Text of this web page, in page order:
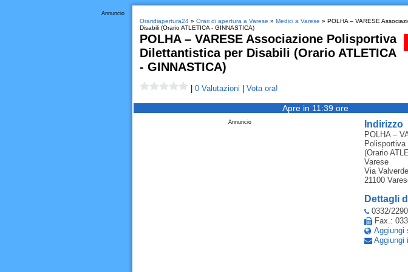
Annuncio
Oraridiapertura24» Orari di apertura a Varese » Medici a Varese » POLHA – VARESE
Disabili (Orario ATLETICA - GINNASTICA)
POLHA – VARESE Associazione Polisportiva
Dilettantistica per Disabili (Orario ATLETICA
- GINNASTICA)
0 Valutazioni Vota ora!
Apre in 11:39 ore
Indirizzo
POLHA –
(Orario
Varese
Via
21100
Dettagli
0332/
Fax.:
Aggiungi
Aggiungi
Annuncio